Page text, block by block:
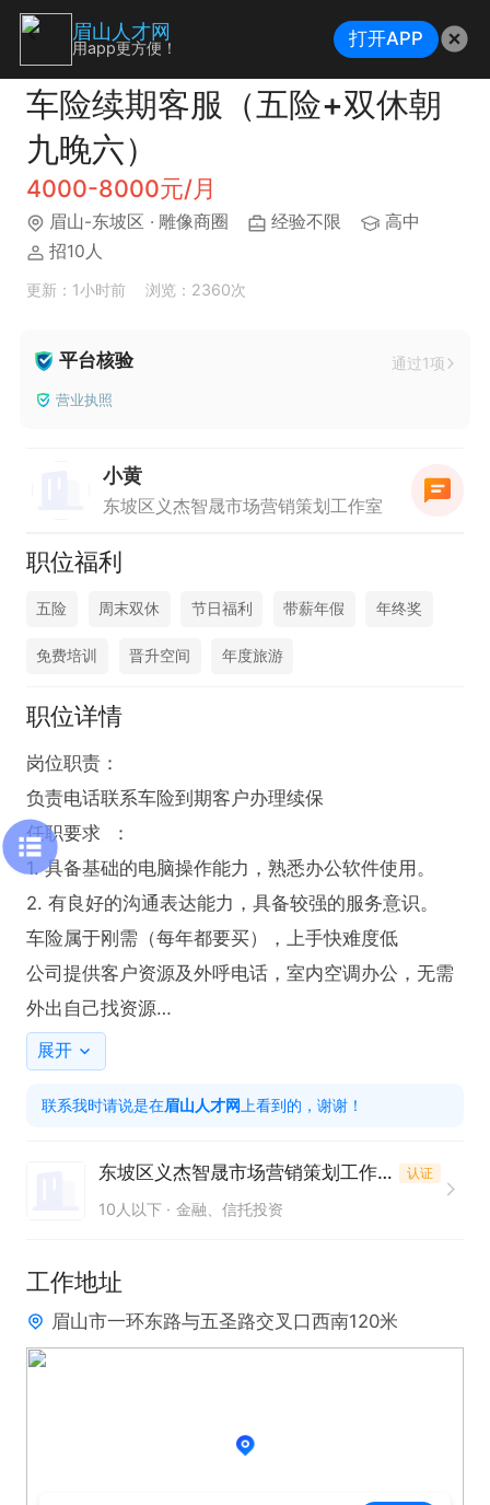
车险续期客服（五险+双休朝
九晚六）
4000-8000元/月
眉山-东坡区 · 雕像商圈 经验不限
高中
招10人
更新：1小时前 浏览：2360次
平台核验 通过1项
营业执照
小黄
东坡区义杰智晟市场营销策划工作室
职位福利
五险 周末双休 节日福利 带薪年假 年终奖
免费培训 晋升空间 年度旅游
职位详情
岗位职责：
负责电话联系车险到期客户办理续保
任职要求  ：
1. 具备基础的电脑操作能力，熟悉办公软件使用。
2. 有良好的沟通表达能力，具备较强的服务意识。
车险属于刚需（每年都要买），上手快难度低
公司提供客户资源及外呼电话，室内空调办公，无需
外出自己找资源
公司管理人性化，办公氛围好，晋升空间大
工作时间：
上午9:00-12:30，下午14:00-18:00，朝九晚六，周
任职要求：
会基础的电脑办公操作
展开
联系我时请说是在眉山人才网 上看到的，谢谢！
东坡区义杰智晟市场营销策划工作室 认证
10人以下 金融、信托投资
工作地址
眉山市一环东路与五圣路交叉口西南120米
眉山人才网
用app更方便！ 打开APP